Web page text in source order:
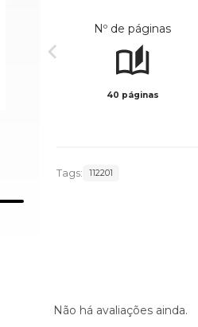
Nº de páginas
40 páginas
Tags: 112201
Não há avaliações ainda.